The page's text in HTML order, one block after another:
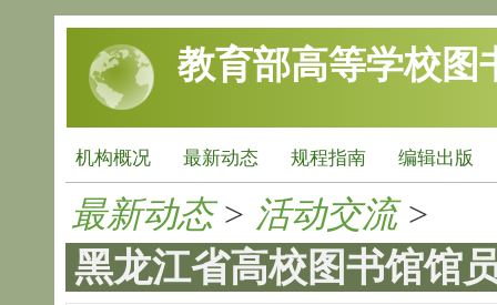
跳转到主要内容
教育部高等学校图
机构概况 最新动态 规程指南 编辑出版
最新动态> 活动交流>
黑龙江省高校图书馆馆